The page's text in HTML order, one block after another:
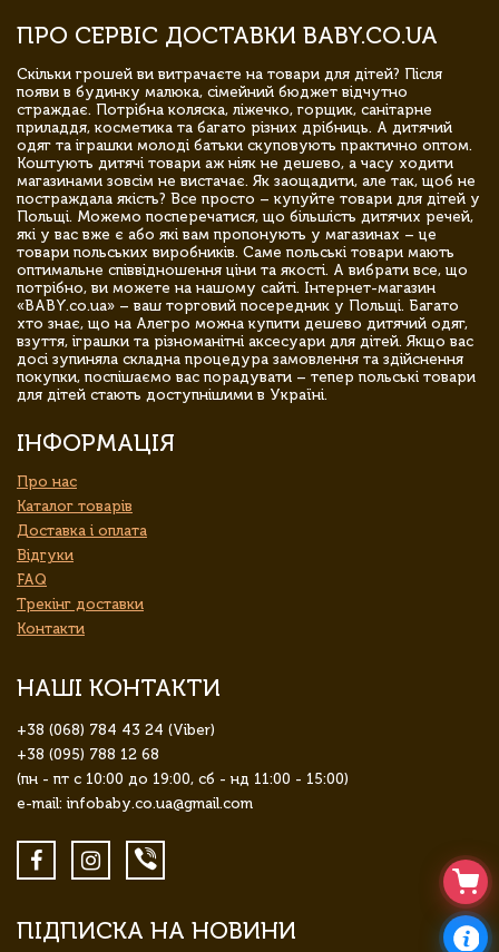
ПРО СЕРВІС ДОСТАВКИ BABY.CO.UA
Скільки грошей ви витрачаєте на товари для дітей? Після
появи в будинку малюка, сімейний бюджет відчутно
страждає. Потрібна коляска, ліжечко, горщик, санітарне
приладдя, косметика та багато різних дрібниць. А дитячий
одяг та іграшки молоді батьки скуповують практично оптом.
Коштують дитячі товари аж ніяк не дешево, а часу ходити
магазинами зовсім не вистачає. Як заощадити, але так, щоб не
постраждала якість? Все просто – купуйте товари для дітей у
Польщі. Можемо посперечатися, що більшість дитячих речей,
які у вас вже є або які вам пропонують у магазинах – це
товари польських виробників. Саме польські товари мають
оптимальне співвідношення ціни та якості. А вибрати все, що
потрібно, ви можете на нашому сайті. Інтернет-магазин
«BABY.co.ua» – ваш торговий посередник у Польщі. Багато
хто знає, що на Алегро можна купити дешево дитячий одяг,
взуття, іграшки та різноманітні аксесуари для дітей. Якщо вас
досі зупиняла складна процедура замовлення та здійснення
покупки, поспішаємо вас порадувати – тепер польські товари
для дітей стають доступнішими в Україні.
ІНФОРМАЦІЯ
Про нас
Каталог товарів
Доставка і оплата
Відгуки
FAQ
Трекінг доставки
Контакти
НАШІ КОНТАКТИ
+38 (068) 784 43 24 (Viber)
+38 (095) 788 12 68
(пн - пт с 10:00 до 19:00, сб - нд 11:00 - 15:00)
e-mail: infobaby.co.ua@gmail.com
ПІДПИСКА НА НОВИНИ